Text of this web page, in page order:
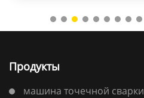
Продукты
машина точечной сварки